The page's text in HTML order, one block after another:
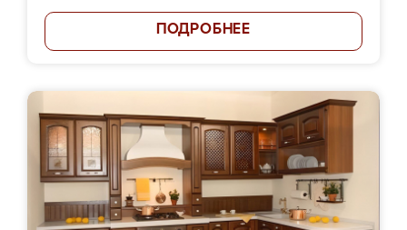
ПОДРОБНЕЕ